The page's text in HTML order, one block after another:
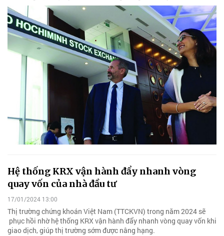
Hệ thống KRX vận hành đẩy nhanh vòng
quay vốn của nhà đầu tư
17/01/2024 13:00
Thị trường chứng khoán Việt Nam (TTCKVN) trong năm 2024 sẽ
phục hồi nhờ hệ thống KRX vận hành đẩy nhanh vòng quay vốn khi
giao dịch, giúp thị trường sớm được nâng hạng.